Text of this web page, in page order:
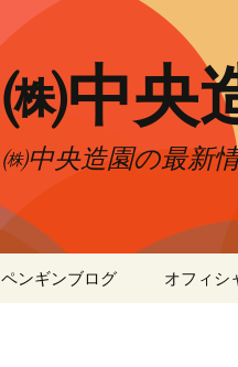
㈱中央
㈱中央造園の最新
ペンギンブログ オフィシ